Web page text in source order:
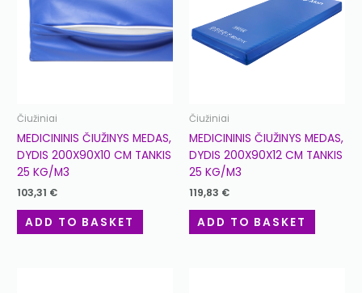
Čiužiniai
MEDICININIS ČIUŽINYS MEDAS,
DYDIS 200X90X10 CM TANKIS
25 KG/M3
103,31 €
ADD TO BASKET
Čiužiniai
MEDICININIS ČIUŽINYS MEDAS,
DYDIS 200X90X12 CM TANKIS
25 KG/M3
119,83 €
ADD TO BASKET